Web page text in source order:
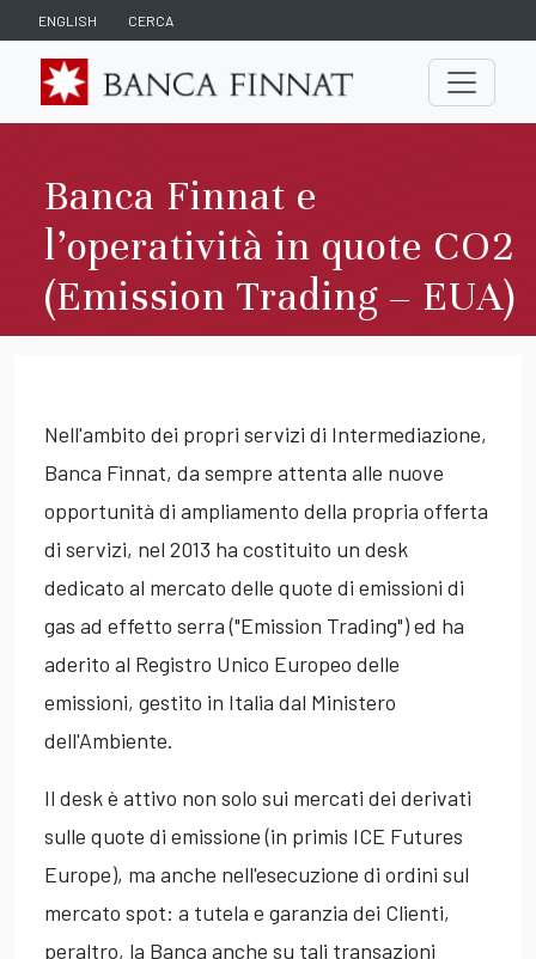
ENGLISH CERCA
Banca Finnat e
l’operatività in quote CO2
(Emission Trading – EUA)
Nell'ambito dei propri servizi di Intermediazione,
Banca Finnat, da sempre attenta alle nuove
opportunità di ampliamento della propria offerta
di servizi, nel 2013 ha costituito un desk
dedicato al mercato delle quote di emissioni di
gas ad effetto serra ("Emission Trading") ed ha
aderito al Registro Unico Europeo delle
emissioni, gestito in Italia dal Ministero
dell'Ambiente.
Il desk è attivo non solo sui mercati dei derivati
sulle quote di emissione (in primis ICE Futures
Europe), ma anche nell'esecuzione di ordini sul
mercato spot: a tutela e garanzia dei Clienti,
peraltro, la Banca anche su tali transazioni